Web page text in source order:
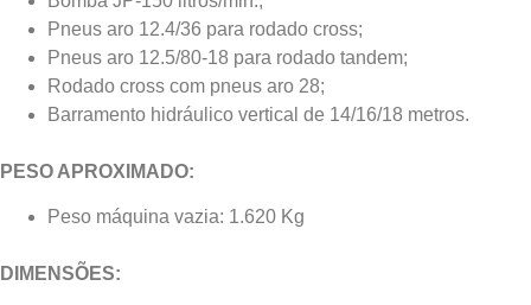
Pneus aro 12.4/36 para rodado cross;
Pneus aro 12.5/80-18 para rodado tandem;
Rodado cross com pneus aro 28;
Barramento hidráulico vertical de 14/16/18 metros.
PESO APROXIMADO:
Peso máquina vazia: 1.620 Kg
DIMENSÕES: